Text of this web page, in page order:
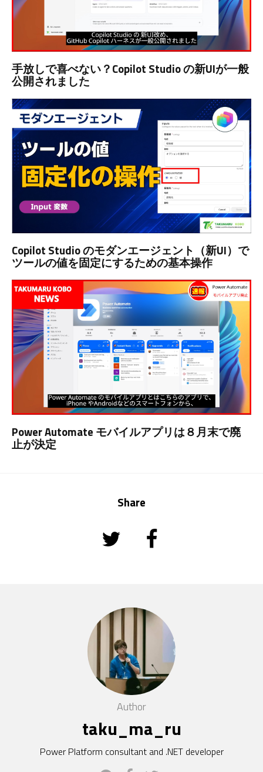
手放しで喜べない？Copilot Studio の新UIが一般
公開されました
Copilot Studio のモダンエージェント（新UI）で
ツールの値を固定にするための基本操作
Power Automate モバイルアプリは８月末で廃
止が決定
Share
Author
taku_ma_ru
Power Platform consultant and .NET developer